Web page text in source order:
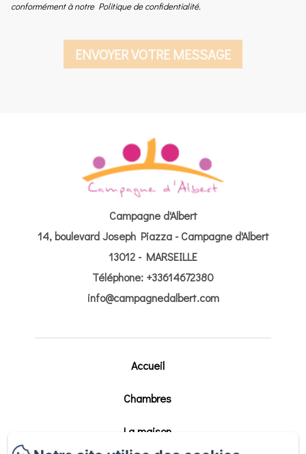
conformément à notre Politique de confidentialité.
Campagne d'Albert
14, boulevard Joseph Piazza - Campagne d'Albert
13012 - MARSEILLE
Téléphone: +33614672380
info@campagnedalbert.com
Accueil
Chambres
La maison